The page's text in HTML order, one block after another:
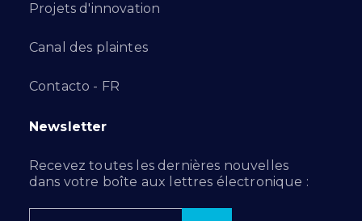
Projets d'innovation
Canal des plaintes
Contacto - FR
Newsletter
Recevez toutes les dernières nouvelles
dans votre boîte aux lettres électronique :